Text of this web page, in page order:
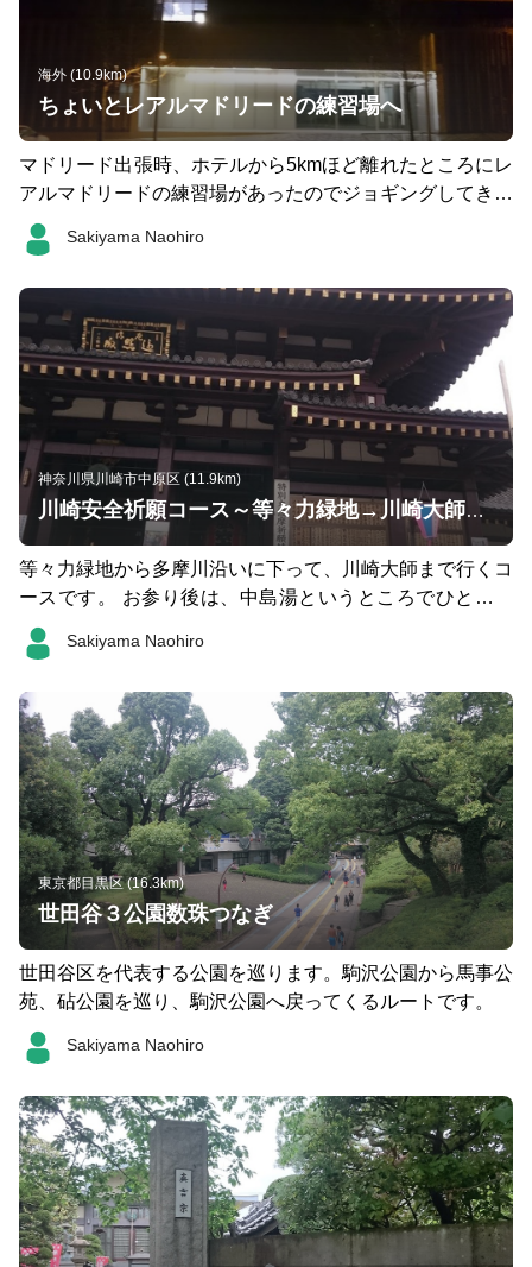
海外 (10.9km)
ちょいとレアルマドリードの練習場へ
マドリード出張時、ホテルから5kmほど離れたところにレ
アルマドリードの練習場があったのでジョギングしてきま
した。 ほどよい高低で気持ちのいい朝を迎えられまし
た。
Sakiyama Naohiro
神奈川県川崎市中原区 (11.9km)
川崎安全祈願コース～等々力緑地→川崎大師：11km～
等々力緑地から多摩川沿いに下って、川崎大師まで行くコ
ースです。 お参り後は、中島湯というところでひとっ風
呂＆ビールがおすすめ★
Sakiyama Naohiro
東京都目黒区 (16.3km)
世田谷３公園数珠つなぎ
世田谷区を代表する公園を巡ります。駒沢公園から馬事公
苑、砧公園を巡り、駒沢公園へ戻ってくるルートです。
Sakiyama Naohiro